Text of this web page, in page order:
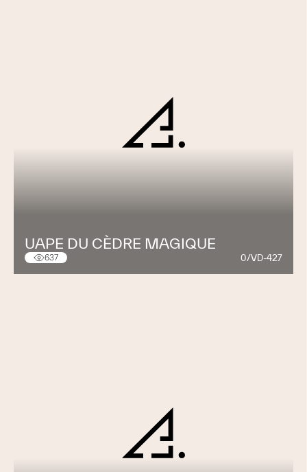
UAPE DU CÈDRE MAGIQUE
637 0/VD-427